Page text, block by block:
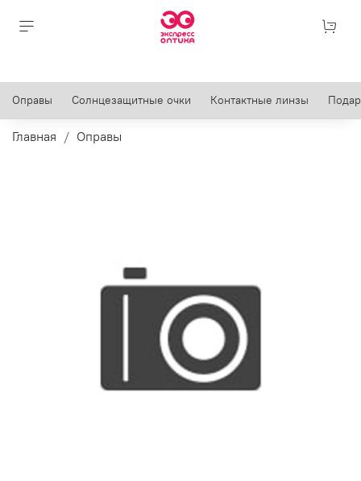
Оправы Солнцезащитные очки Контактные линзы
Главная Оправы